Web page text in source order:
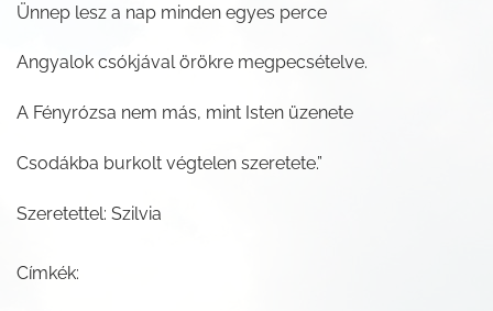
Ünnep lesz a nap minden egyes perce
Angyalok csókjával örökre megpecsételve.
A Fényrózsa nem más, mint Isten üzenete
Csodákba burkolt végtelen szeretete.”
Szeretettel: Szilvia
Címkék: